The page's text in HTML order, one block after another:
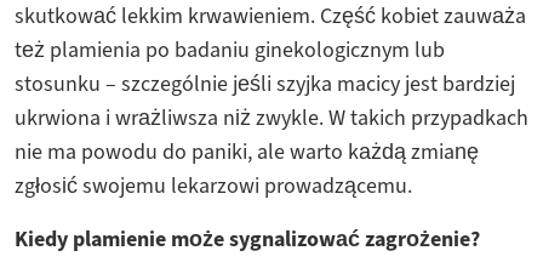
skutkować lekkim krwawieniem. Część kobiet zauważa
też plamienia po badaniu ginekologicznym lub
stosunku – szczególnie jeśli szyjka macicy jest bardziej
ukrwiona i wrażliwsza niż zwykle. W takich przypadkach
nie ma powodu do paniki, ale warto każdą zmianę
zgłosić swojemu lekarzowi prowadzącemu.
Kiedy plamienie może sygnalizować zagrożenie?